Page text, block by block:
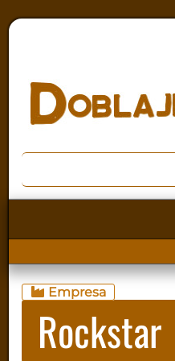
Empresa
Rockstar